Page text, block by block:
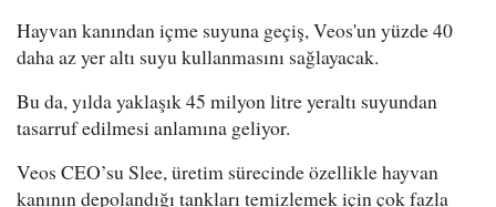
Hayvan kanından içme suyuna geçiş, Veos'un yüzde 40
daha az yer altı suyu kullanmasını sağlayacak.
Bu da, yılda yaklaşık 45 milyon litre yeraltı suyundan
tasarruf edilmesi anlamına geliyor.
Veos CEO’su Slee, üretim sürecinde özellikle hayvan
kanının depolandığı tankları temizlemek için çok fazla